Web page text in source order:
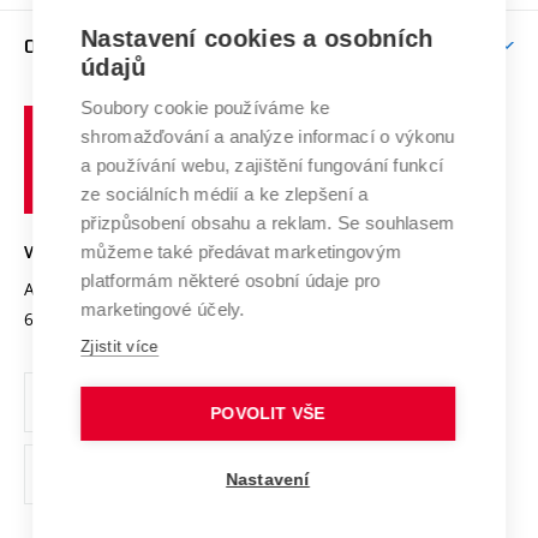
E-přihláška
Závěrečné práce
Doktorské studium
Studium bez bariér
Podpora podnikání
Mezinárodní vědecká rada
Systém zajišťování kvality výzkumu
Výzkumné infrastruktury
Transfer znalostí
Open Science
Projekty
Projekty ze strukturálních fondů
Specifický výzkum
Zahraniční spolupráce
Spolupráce se školami
Služby univerzity
Mezinárodní dohody
Univerzitní sítě
O UNIVERZITĚ
Profil univerzity
Udržitelná univerzita
Podnikavá univerzita / ContriBUTe
Bezpečná univerzita
Vyznamenání
Organizační struktura
Ochrana osobních údajů
odkaz)
učení
technické
VYSOKÉ UČENÍ TECHNICKÉ V BRNĚ
Antonínská 548/1
602 00 Brno
www.vut.cz
vut@vutbr.cz
Nastavení cookies a osobních
údajů
Soubory cookie používáme ke
shromažďování a analýze informací o výkonu
a používání webu, zajištění fungování funkcí
ze sociálních médií a ke zlepšení a
přizpůsobení obsahu a reklam. Se souhlasem
můžeme také předávat marketingovým
platformám některé osobní údaje pro
marketingové účely.
Zjistit více
POVOLIT VŠE
Nastavení